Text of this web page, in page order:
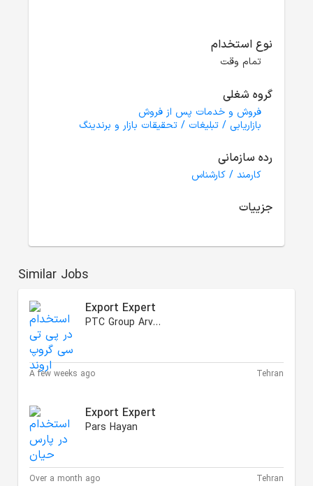
نوع استخدام
تمام وقت
گروه شغلی
فروش و خدمات پس از فروش
بازاریابی / تبلیغات / تحقیقات بازار و برندینگ
رده سازمانی
کارمند / کارشناس
جزییات
Similar Jobs
Export Expert
PTC Group Arvand
A few weeks ago Tehran
Export Expert
Pars Hayan
Over a month ago Tehran